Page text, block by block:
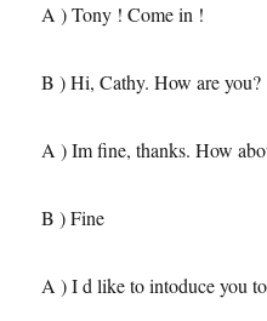
A ) Tony ! Come in !
B ) Hi, Cathy. How are you?
A ) Im fine, thanks. How
B ) Fine
A ) I d like to intoduce you